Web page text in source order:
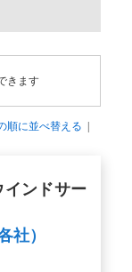
きます
順に並べ替える
インドサー
社）